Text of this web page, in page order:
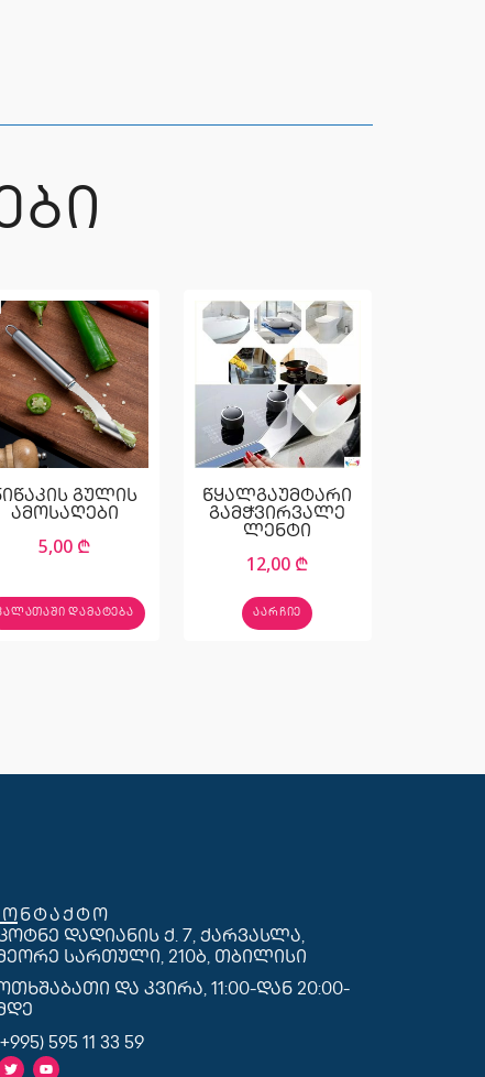
გულის
ამოსაღები
5,00 ₾
ᲓᲐᲛᲐᲢᲔᲑᲐ
წყალგაუმტარი
გამჭვირვალე
ლენტი
12,00 ₾
ᲐᲐᲠᲩᲘᲔ
დადიანის ქ. 7, ქარვასლა,
სართული, 210ბ, თბილისი
და კვირა, 11:00-დან 20:00-
595 11 33 59